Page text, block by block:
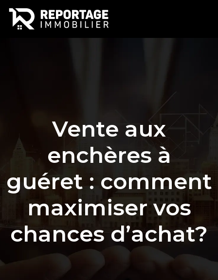
Vente aux
enchères à
guéret : comment
maximiser vos
chances d’achat?